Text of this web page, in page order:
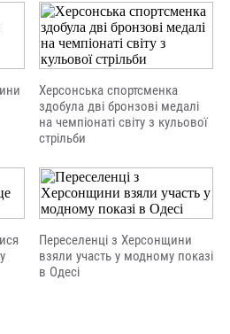
Херсонська спортсменка
здобула дві бронзові медалі
на чемпіонаті світу з кульової
стрільби
Переселенці з Херсонщини
взяли участь у модному показі
в Одесі